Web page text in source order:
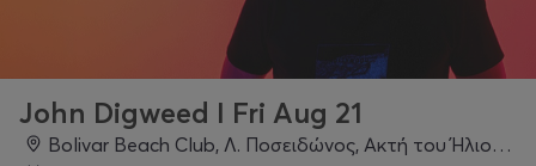
John Digweed I Fri Aug 21
Bolivar Beach Club, Λ. Ποσειδώνος, Ακτή του Ήλιου Άλιμος, Αθήνα